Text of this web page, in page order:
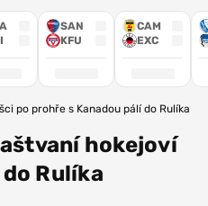
SAN
KFU
CAM
EXC
po prohře s Kanadou pálí do Rulíka
hokejoví
Rulíka